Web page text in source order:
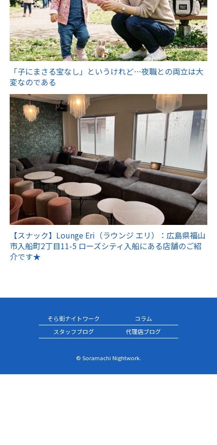
「子にまさる宝なし」というけれど…夜職との両立は大
変なのである
【スナック】Lounge Eri（ラウンジ エリ）：広島県福山
市入船町2丁目11-5 ローズシティ入船にある店舗のご紹
介です★
そら街ナイトワーク
コラム
スタッフブログ
代理店ブログ
© Soramachi Nightwork.